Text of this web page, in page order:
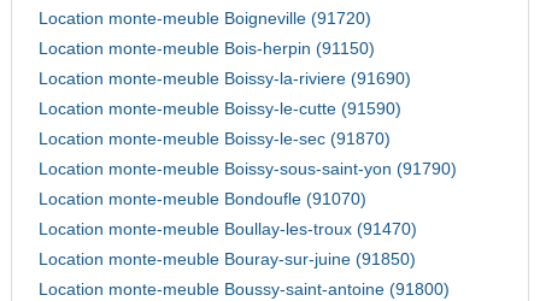
Location monte-meuble Boigneville (91720)
Location monte-meuble Bois-herpin (91150)
Location monte-meuble Boissy-la-riviere (91690)
Location monte-meuble Boissy-le-cutte (91590)
Location monte-meuble Boissy-le-sec (91870)
Location monte-meuble Boissy-sous-saint-yon (91790)
Location monte-meuble Bondoufle (91070)
Location monte-meuble Boullay-les-troux (91470)
Location monte-meuble Bouray-sur-juine (91850)
Location monte-meuble Boussy-saint-antoine (91800)